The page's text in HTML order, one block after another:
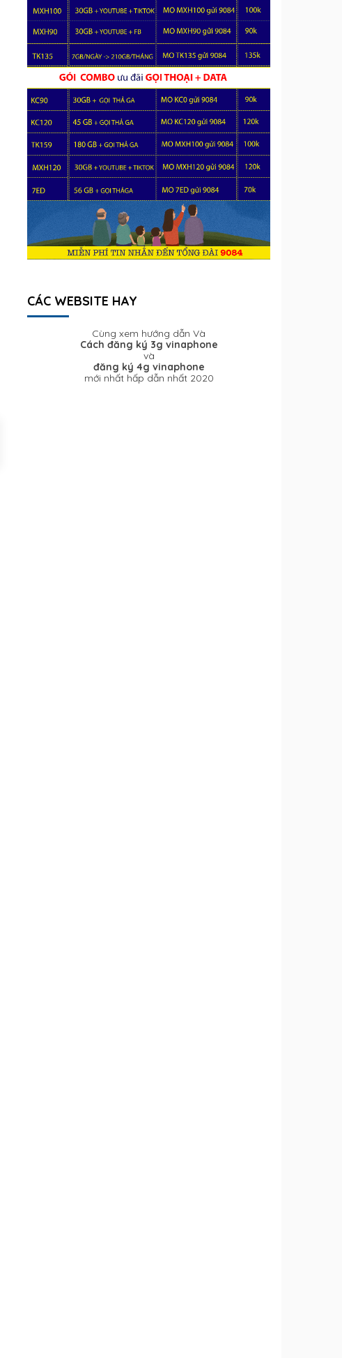
CÁC WEBSITE HAY
Cùng xem hướng dẫn Và
Cách đăng ký 3g vinaphone
và
đăng ký 4g vinaphone
mới nhất hấp dẫn nhất 2020